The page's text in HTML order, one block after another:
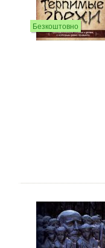
Безкоштовно